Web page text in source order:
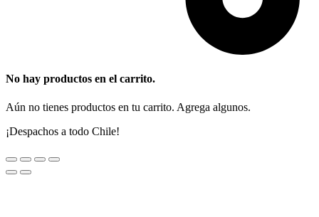
No hay productos en el carrito.
Aún no tienes productos en tu carrito. Agrega algunos.
¡Despachos a todo Chile!